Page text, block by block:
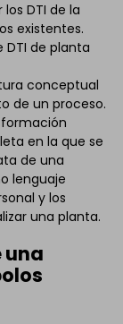
DTI de la
existentes.
DTI de planta
conceptual
de un proceso.
en la que se
de una
lenguaje
y los
una planta.
una